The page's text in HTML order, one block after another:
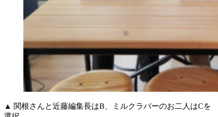
▲ 関根さんと近藤編集長はB、ミルクラバーのお二人はCを